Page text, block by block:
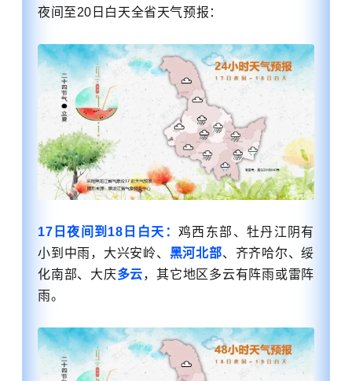
夜间至20日白天全省天气预报 ：
17日夜间到18日白天： 鸡西东部、牡丹江阴有
小到中雨，大兴安岭、 黑河北部、 齐齐哈尔、绥
化南部、大庆多云，其它地区多云有阵雨或雷阵
雨。